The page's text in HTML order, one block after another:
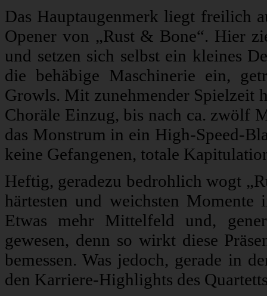
Das Hauptaugenmerk liegt freilich
Opener von „Rust & Bone“. Hier
und setzen sich selbst ein kleines
die behäbige Maschinerie ein,
Growls. Mit zunehmender Spielzeit
Choräle Einzug, bis nach ca. zwölf
das Monstrum in ein High-Speed-
keine Gefangenen, totale
Heftig, geradezu bedrohlich wogt
härtesten und weichsten
Etwas mehr Mittelfeld und,
gewesen, denn so wirkt diese
bemessen. Was jedoch, gerade in
den Karriere-Highlights des